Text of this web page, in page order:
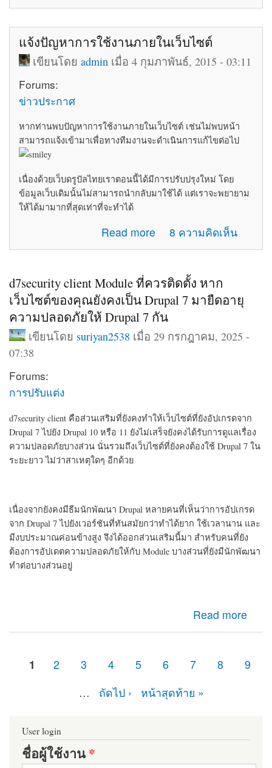
แจ้งปัญหาการใช้งานภายในเว็บไซต์
เขียนโดยadmin เมื่อ 4 กุมภาพันธ์, 2015 - 03:11
Forums:
ข่าวประกาศ
หากท่านพบปัญหาการใช้งานภายในเว็บไซต์ เช่นไม่พบหน้า
สามารถแจ้งเข้ามาเพื่อทางทีมงานจะดำเนินการแก้ไขต่อไป
เนื่องด้วยเว็บดรูปัลไทยเราตอนนี้ได้มีการปรับปรุงใหม่ โดย
ข้อมูลเว็บเดิมนั้นไม่สามารถนำกลับมาใช้ได้ แต่เราจะพยายาม
ให้ได้มามากที่สุดเท่าที่จะทำได้
Read more
about แจ้งปัญหาการใช้งานภายในเว็บไซต์8 ความคิดเห็น
d7security client Module ที่ควรติดตั้ง หาก
เว็บไซต์ของคุณยังคงเป็น Drupal 7 มายืดอายุ
ความปลอดภัยให้ Drupal 7 กัน
เขียนโดย suriyan2538 เมื่อ 29 กรกฎาคม, 2025 -
07:38
Forums:
การปรับแต่ง
d7security client คือส่วนเสริมที่ยังคงทำให้เว็บไซต์ที่ยังอัปเกรดจาก
Drupal 7 ไปยัง Drupal 10 หรือ 11 ยังไม่เสร็จยังคงได้รับการดูแลเรื่อง
ความปลอดภัยบางส่วน นั่นรวมถึงเว็บไซต์ที่ยังคงต้องใช้ Drupal 7 ใน
ระยะยาว ไม่ว่าสาเหตุใดๆ อีกด้วย
เนื่องจากยังคงมีธีมนักพัฒนา Drupal หลายคนที่เห็นว่าการอัปเกรด
จาก Drupal 7 ไปยังเวอร์ชันที่ทันสมัยกว่าทำได้ยาก ใช้เวลานาน และ
มีงบประมาณค่อนข้างสูง จึงได้ออกส่วนเสริมนี้มา สำหรับคนที่ยัง
ต้องการอัปเดตความปลอดภัยให้กับ Module บางส่วนที่ยังมีนักพัฒนา
ทำต่อบางส่วนอยู่
Read more
about d7security client Module ที่ควรติดตั้ง หากเว็บไซต์
ของคุณยังคงเป็น Drupal 7 มายืดอายุความปลอดภัยให้
1 2 3 4 5 6 7 8
9
…
ถัดไป › หน้าสุดท้าย »
User login
ชื่อผู้ใช้งาน*